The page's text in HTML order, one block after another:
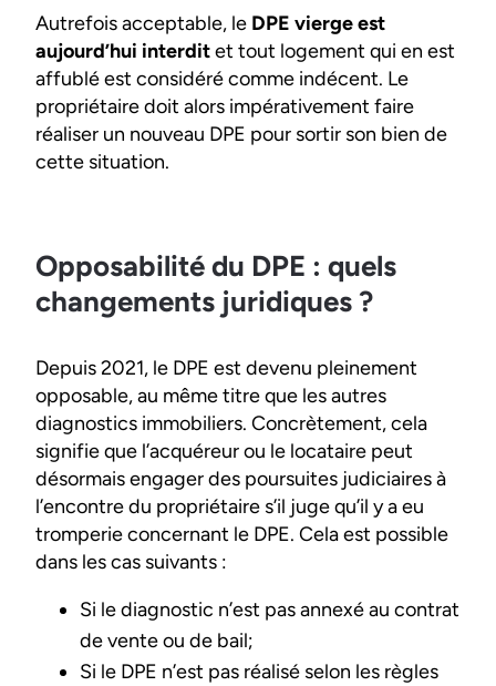
Autrefois acceptable, le DPE vierge est
aujourd’hui interditet tout logement qui en est
affublé est considéré comme indécent. Le
propriétaire doit alors impérativement faire
réaliser un nouveau DPE pour sortir son bien de
cette situation.
Opposabilité du DPE : quels
changements juridiques ?
Depuis 2021, le DPE est devenu pleinement
opposable, au même titre que les autres
diagnostics immobiliers. Concrètement, cela
signifie que l’acquéreur ou le locataire peut
désormais engager des poursuites judiciaires à
l’encontre du propriétaire s’il juge qu’il y a eu
tromperie concernant le DPE. Cela est possible
dans les cas suivants :
Si le diagnostic n’est pas annexé au contrat
de vente ou de bail;
Si le DPE n’est pas réalisé selon les règles